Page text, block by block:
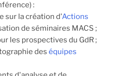
:
sur la création d'Actions
de séminaires MACS ;
les prospectives du GdR ;
des équipes